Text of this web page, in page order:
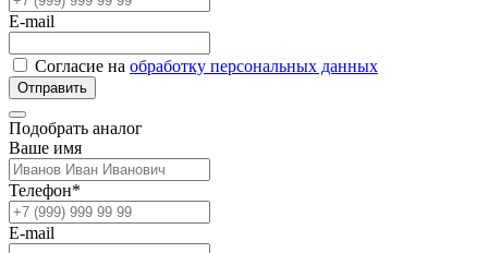
E-mail
Согласие на обработку персональных данных
Отправить
Подобрать аналог
Ваше имя
Телефон*
E-mail